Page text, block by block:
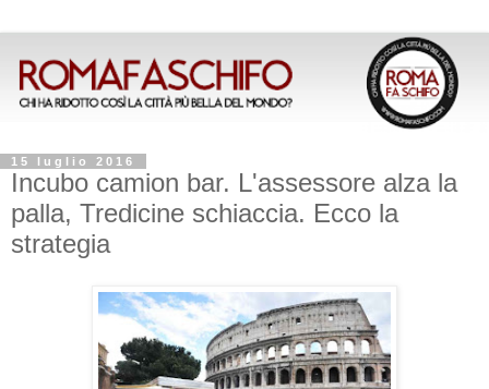
15 luglio 2016
Incubo camion bar. L'assessore alza la
palla, Tredicine schiaccia. Ecco la
strategia